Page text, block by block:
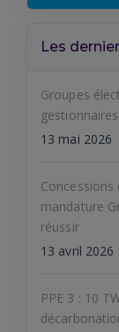
Les
Groupes
13 mai 2026
Concessions
mandature
réussir
13 avril 2026
PPE 3 : 10